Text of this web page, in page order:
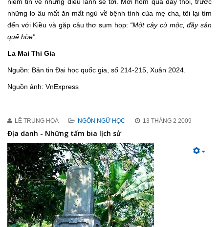
những lo âu mất ăn mất ngủ về bệnh tình của mẹ cha, tôi lại tìm
đến với Kiều và gặp câu thơ sum họp: “Một cây cù mộc, đầy sân
quế hòe”.
La Mai Thi Gia
Nguồn: Bản tin Đại học quốc gia, số 214-215, Xuân 2024.
Nguồn ảnh: VnExpress
LÊ TRUNG HOA NGÔN NGỮ HỌC 13 THÁNG 2 2009
Địa danh - Những tấm bia lịch sử